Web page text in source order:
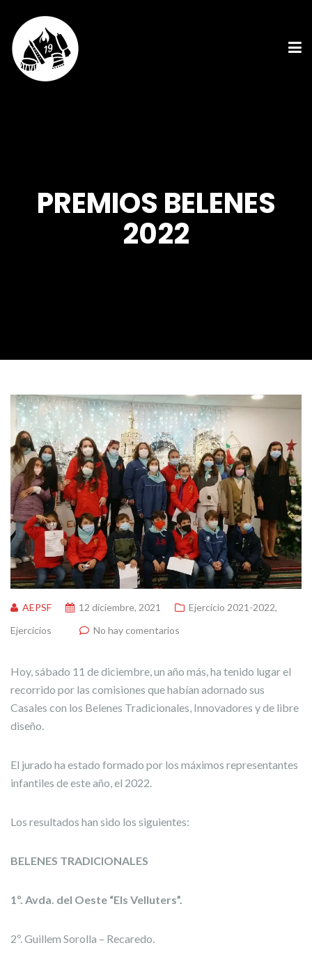
PREMIOS BELENES
2022
AEPSF 12 diciembre, 2021 Ejercicio 2021-2022,
Ejercicios
No hay comentarios
Hoy, sábado 11 de diciembre, un año más, ha tenido lugar el
recorrido por las comisiones que habían adornado sus
Casales con los Belenes Tradicionales, Innovadores y de libre
diseño.
El jurado ha estado formado por los máximos representantes
infantiles de este año, el 2022.
Los resultados han sido los siguientes:
BELENES TRADICIONALES
1º. Avda. del Oeste “Els Velluters”.
2º. Guillem Sorolla – Recaredo.